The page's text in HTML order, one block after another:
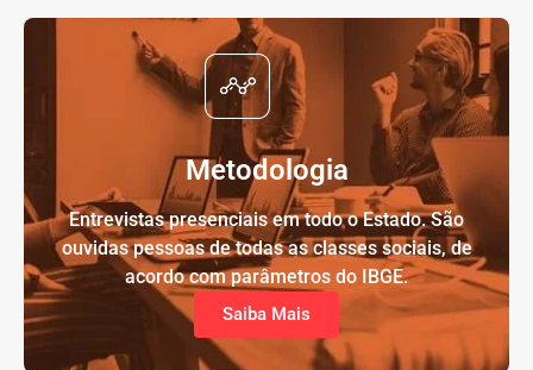
Metodologia
Entrevistas presenciais em todo o Estado. São
ouvidas pessoas de todas as classes sociais, de
acordo com parâmetros do IBGE.
Saiba Mais